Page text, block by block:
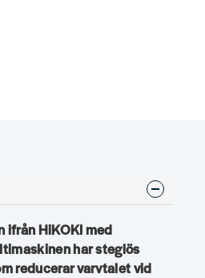
ifrån HiKOKI med
har steglös
reducerar varvtalet vid